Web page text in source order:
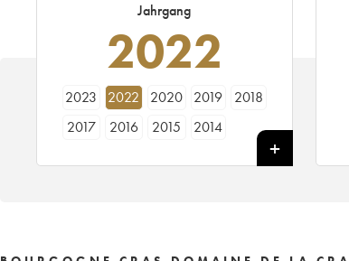
Jahrgang
2022
2023 2022 2020 2019
2018
2017
2016 2015 2014